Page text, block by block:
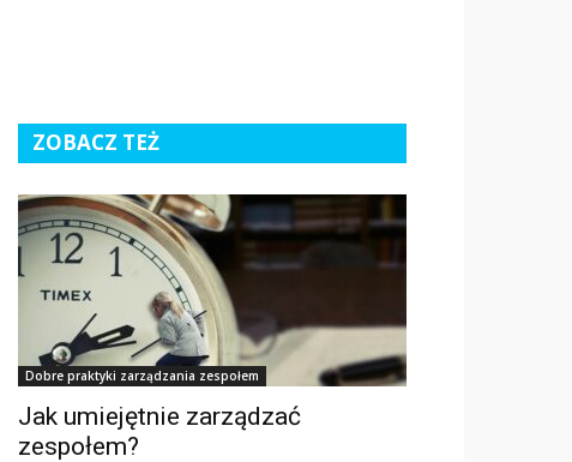
ZOBACZ TEŻ
Dobre praktyki zarządzania zespołem
Jak umiejętnie zarządzać
zespołem?